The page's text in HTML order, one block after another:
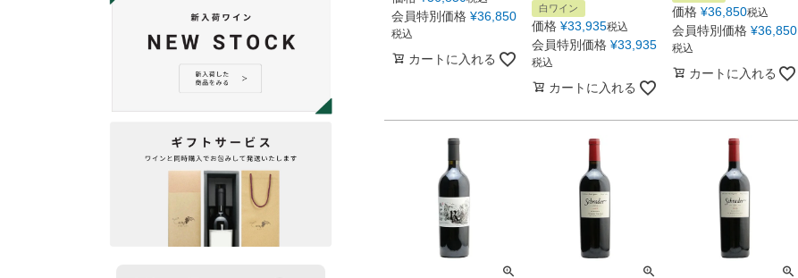
会員特別価格 ¥36,850
税込
カートに入れる
白ワイン
価格 ¥33,935税込
会員特別価格 ¥33,935
税込
カートに入れる
価格 ¥36,850税込
会員特別価格 ¥36,850
税込
カートに入れる